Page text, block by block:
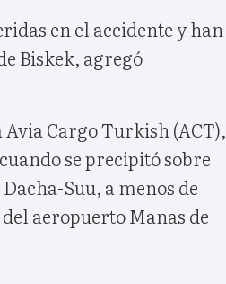
en el accidente y han
Biskek, agregó
Avia Cargo Turkish (ACT),
se precipitó sobre
Suu, a menos de
aeropuerto Manas de